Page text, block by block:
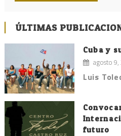
ÚLTIMAS
Cuba y
agosto 9,
Luis
futuro